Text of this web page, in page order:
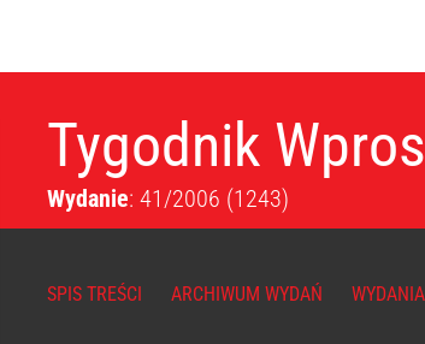
Tygodnik
Wydanie: 41/2006 (1243)
SPIS TREŚCI ARCHIWUM WYDAŃ